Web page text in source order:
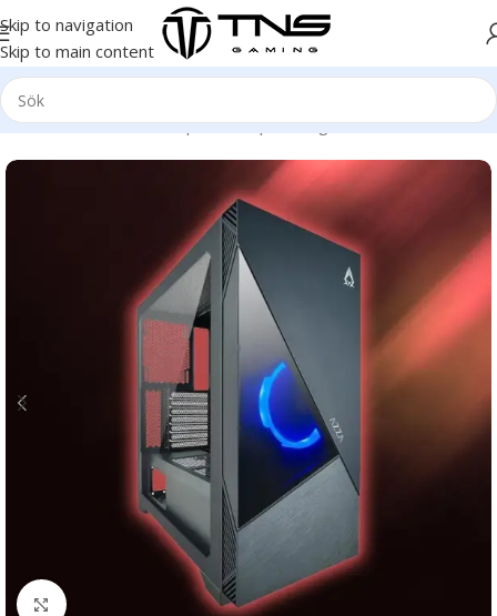
Skip to navigation
Skip to main content
Hem/Stationär dator/Speldator | Gamingdator/Platinum klass
Click to enlarge